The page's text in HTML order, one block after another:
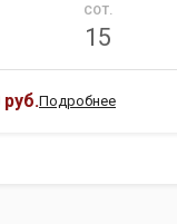
СОТ.
15
руб.Подробнее